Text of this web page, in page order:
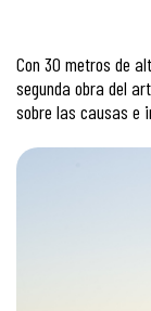
Con 30 metros de
segunda obra del
sobre las causas e